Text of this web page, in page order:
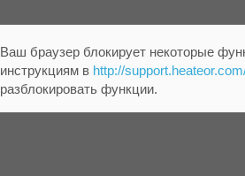
Ваш браузер блокирует некоторые
инструкциям в http://
разблокировать функции.